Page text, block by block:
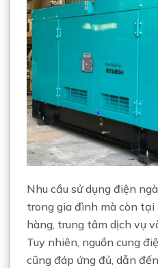
Nhu cầu sử dụng điện
trong gia đình mà còn
hàng, trung tâm dịch vụ
Tuy nhiên, nguồn cung
cũng đáp ứng đủ, dẫn